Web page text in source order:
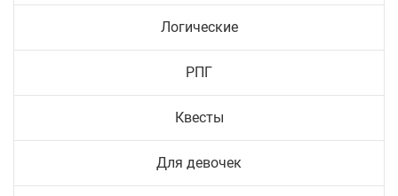
Логические
РПГ
Квесты
Для девочек